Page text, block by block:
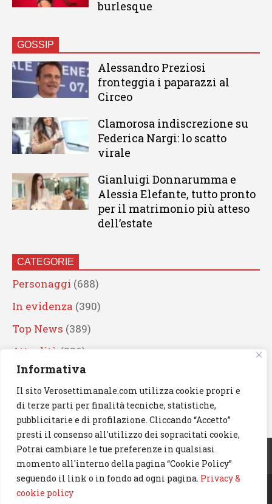
Informativa
Il sito Verosettimanale.com utilizza cookie propri e
di terze parti per finalità tecniche, statistiche,
pubblicitarie e di profilazione. Cliccando “Accetto”
presti il consenso all'utilizzo dei sopracitati cookie,
Potrai cambiare le tue preferenze in qualsiasi
momento all'interno della pagina “Cookie Policy”
seguendo il link o in fondo ad ogni pagina. Privacy &
cookie policy
burlesque
GOSSIP
Alessandro Preziosi
fronteggia i paparazzi al
Circeo
Clamorosa indiscrezione su
Federica Nargi: lo scatto
virale
Gianluigi Donnarumma e
Alessia Elefante, tutto pronto
per il matrimonio più atteso
dell’estate
CATEGORIE
Personaggi (688)
In evidenza (390)
Top News (389)
Attualità (336)
Eventi(330)
Artisti (241)
News(238)
Cerca
© 2023 Verosettimanale.com. All rights reserved.